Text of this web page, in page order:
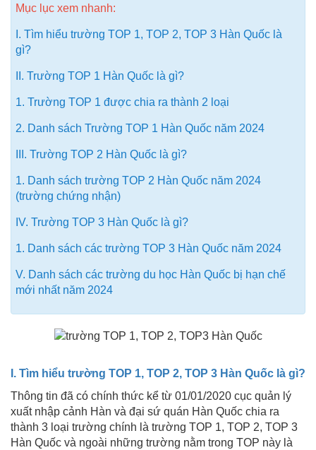
Mục lục xem nhanh:
I. Tìm hiểu trường TOP 1, TOP 2, TOP 3 Hàn Quốc là
gì?
II. Trường TOP 1 Hàn Quốc là gì?
1. Trường TOP 1 được chia ra thành 2 loại
2. Danh sách Trường TOP 1 Hàn Quốc năm 2024
III. Trường TOP 2 Hàn Quốc là gì?
1. Danh sách trường TOP 2 Hàn Quốc năm 2024
(trường chứng nhận)
IV. Trường TOP 3 Hàn Quốc là gì?
1. Danh sách các trường TOP 3 Hàn Quốc năm 2024
V. Danh sách các trường du học Hàn Quốc bị hạn chế
mới nhất năm 2024
I. Tìm hiểu trường TOP 1, TOP 2, TOP 3 Hàn Quốc là gì?
Thông tin đã có chính thức kể từ 01/01/2020 cục quản lý
xuất nhập cảnh Hàn và đại sứ quán Hàn Quốc chia ra
thành 3 loại trường chính là trường TOP 1, TOP 2, TOP 3
Hàn Quốc và ngoài những trường nằm trong TOP này là